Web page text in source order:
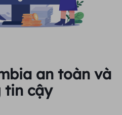
an toàn và
tin cậy